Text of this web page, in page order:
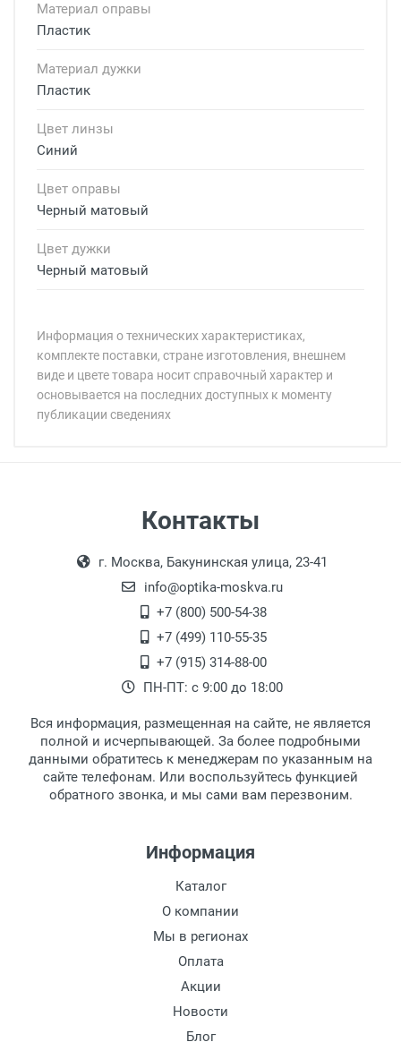
Материал оправы
Пластик
Материал дужки
Пластик
Цвет линзы
Синий
Цвет оправы
Черный матовый
Цвет дужки
Черный матовый
Информация о технических характеристиках,
комплекте поставки, стране изготовления, внешнем
виде и цвете товара носит справочный характер и
основывается на последних доступных к моменту
публикации сведениях
Ширина линзы:
Ширина мостика:
Степень защиты:
Тип оправы:
Тип дужки:
Материал линзы:
Оплата товара производится
наличными непосредственно на пункте
выдачи товара.
Перечисление средств на расчетный счет.
18:00, по субботам с 11:00 до 15:00, в
офисе по адресу: г. Москва,
Переведеновский переулок 17, корпус 1,
второй этаж, тел. +7 (499) 110-55-35.
После того, как заказ поступает в пункт
выдачи, наш менеджер связывается с
клиентом и оповещает о поступлении
товара.
Для получения товара при себе
обязательно иметь паспорт.
Заказ необходимо забрать в течение 3
рабочих дней с момента поступления на
дополнительных расходов за хранение
Доставляем товар по Москве компанией
Сдэк до ближайшего к вам пункта
Доставка транспортными компаниями по
Контакты
г. Москва, Бакунинская улица, 23-41
info@optika-moskva.ru
+7 (800) 500-54-38
+7 (499) 110-55-35
+7 (915) 314-88-00
ПН-ПТ: с 9:00 до 18:00
Вся информация, размещенная на сайте, не является
полной и исчерпывающей. За более подробными
данными обратитесь к менеджерам по указанным на
сайте телефонам. Или воспользуйтесь функцией
обратного звонка, и мы сами вам перезвоним.
Информация
Каталог
О компании
Мы в регионах
Оплата
Акции
Новости
Блог